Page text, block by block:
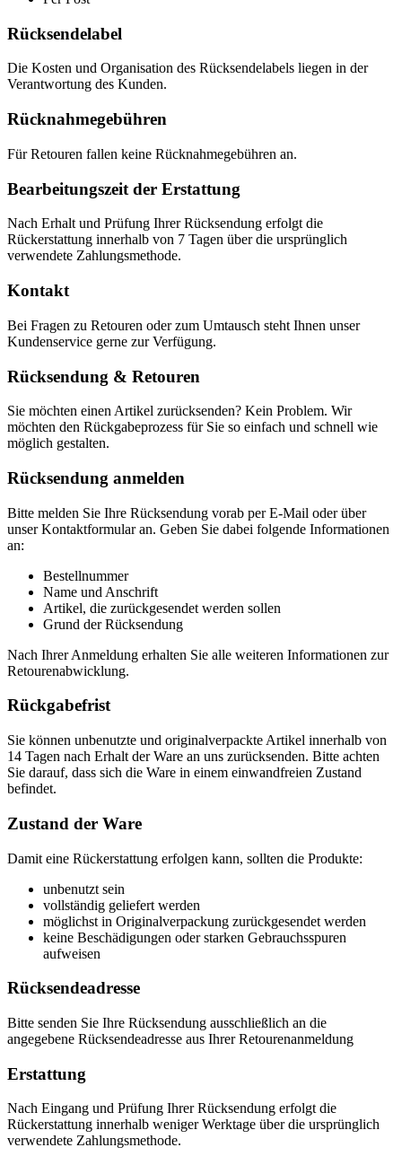
Rücksendelabel
Die Kosten und Organisation des Rücksendelabels liegen in der
Verantwortung des Kunden.
Rücknahmegebühren
Für Retouren fallen keine Rücknahmegebühren an.
Bearbeitungszeit der Erstattung
Nach Erhalt und Prüfung Ihrer Rücksendung erfolgt die
Rückerstattung innerhalb von 7 Tagen über die ursprünglich
verwendete Zahlungsmethode.
Kontakt
Bei Fragen zu Retouren oder zum Umtausch steht Ihnen unser
Kundenservice gerne zur Verfügung.
Rücksendung & Retouren
Sie möchten einen Artikel zurücksenden? Kein Problem. Wir
möchten den Rückgabeprozess für Sie so einfach und schnell wie
möglich gestalten.
Rücksendung anmelden
Bitte melden Sie Ihre Rücksendung vorab per E-Mail oder über
unser Kontaktformular an. Geben Sie dabei folgende Informationen
an:
Bestellnummer
Name und Anschrift
Artikel, die zurückgesendet werden sollen
Grund der Rücksendung
Nach Ihrer Anmeldung erhalten Sie alle weiteren Informationen zur
Retourenabwicklung.
Rückgabefrist
Sie können unbenutzte und originalverpackte Artikel innerhalb von
14 Tagen nach Erhalt der Ware an uns zurücksenden. Bitte achten
Sie darauf, dass sich die Ware in einem einwandfreien Zustand
befindet.
Zustand der Ware
Damit eine Rückerstattung erfolgen kann, sollten die Produkte:
unbenutzt sein
vollständig geliefert werden
möglichst in Originalverpackung zurückgesendet werden
keine Beschädigungen oder starken Gebrauchsspuren
aufweisen
Rücksendeadresse
Bitte senden Sie Ihre Rücksendung ausschließlich an die
angegebene Rücksendeadresse aus Ihrer Retourenanmeldung
Erstattung
Nach Eingang und Prüfung Ihrer Rücksendung erfolgt die
Rückerstattung innerhalb weniger Werktage über die ursprünglich
verwendete Zahlungsmethode.